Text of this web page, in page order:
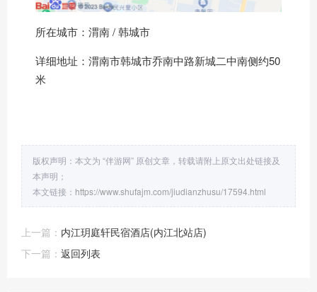
所在城市：渭南 / 韩城市
详细地址：渭南市韩城市乔南中路新城二中南侧约50
米
版权声明：本文为 “伴游网” 原创文章，转载请附上原文出处链接及
本声明；
本文链接： https://www.shufajm.com/jiudianzhusu/17594.html
上一篇： 内江玥庭轩民宿酒店(内江北站店)
下一篇： 返回列表